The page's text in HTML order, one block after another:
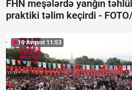
FHN meşələrdə yanğın
praktiki təlim keçirdi -
10 Avqust 11:53